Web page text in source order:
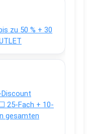
zu 50 % + 30
25-Fach + 10-
gesamten